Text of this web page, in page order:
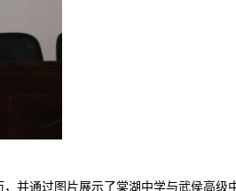
并通过图片展示了棠湖中学与武侯高级